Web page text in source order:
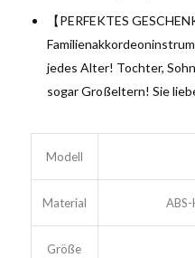
【PERFEKTES
jedes Alter! Tochter,
sogar Großeltern! Sie
Modell
Material
Größe